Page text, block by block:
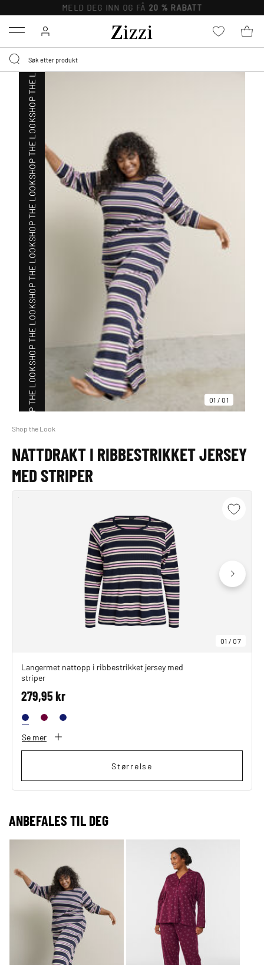
MELD DEG INN OG FÅ 20 % RABATT
Menu
01 /01
SHOP THE LOOK
SHOP THE LOOK
SHOP THE LOOK
SHOP THE LOOK
SHOP THE LOOK
SHOP THE LOOK
SHOP THE LOOK
SHOP THE LOOK
Shop the Look
NATTDRAKT I RIBBESTRIKKET JERSEY
MED STRIPER
01 /07
Langermet nattopp i ribbestrikket jersey med
striper
279,95 kr
Se mer
Størrelse
ANBEFALES TIL DEG